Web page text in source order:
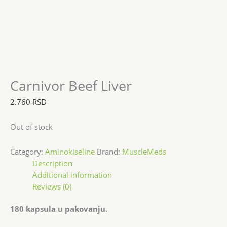
Carnivor Beef Liver
2.760 RSD
Out of stock
Category: Aminokiseline Brand: MuscleMeds
Description
Additional information
Reviews (0)
180 kapsula u pakovanju.